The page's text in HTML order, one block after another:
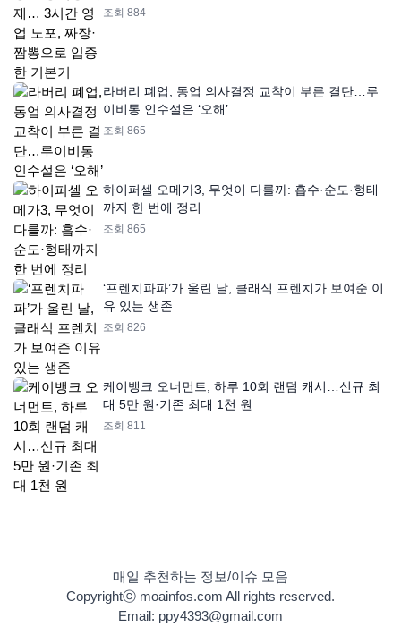
조회 884
라버리 폐업, 동업 의사결정 교착이 부른 결단…루
이비통 인수설은 ‘오해’
조회 865
하이퍼셀 오메가3, 무엇이 다를까: 흡수·순도·형태
까지 한 번에 정리
조회 865
‘프렌치파파’가 울린 날, 클래식 프렌치가 보여준 이
유 있는 생존
조회 826
케이뱅크 오너먼트, 하루 10회 랜덤 캐시…신규 최
대 5만 원·기존 최대 1천 원
조회 811
매일 추천하는 정보/이슈 모음
Copyrightⓒ moainfos.com All rights reserved.
Email: ppy4393@gmail.com